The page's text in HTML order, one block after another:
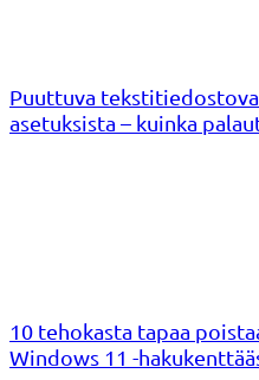
Puuttuva
asetuksista – kuinka
10 tehokasta tapaa
Windows 11 -